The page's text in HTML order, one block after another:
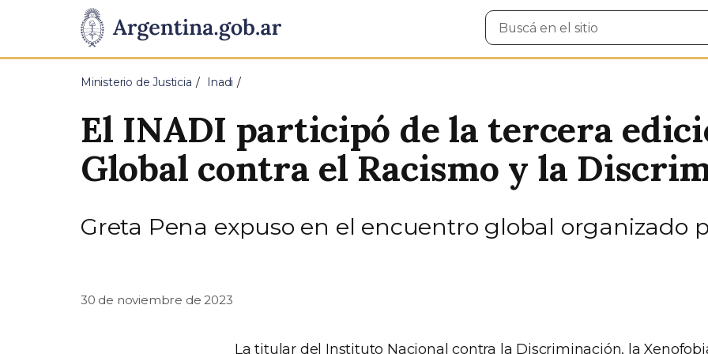
Presidencia
de
Pasar al contenido principal
Buscar
en
Ministerio de Justicia Inadi
El INADI participó de la tercera
Global contra el Racismo y la
Greta Pena expuso en el encuentro global organizado
30 de noviembre de 2023
La titular del Instituto Nacional contra la Discriminación, la